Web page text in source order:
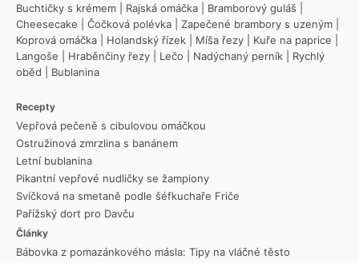
Buchtičky s krémem
Rajská omáčka Bramborový guláš
Cheesecake
Čočková polévka Zapečené brambory s uzeným
Koprová omáčka
Holandský řízek Míša řezy Kuře na paprice
Langoše
Hraběnčiny řezy Lečo Nadýchaný perník
Rychlý
oběd
Bublanina
Recepty
Vepřová pečeně s cibulovou omáčkou
Ostružinová zmrzlina s banánem
Letní bublanina
Pikantní vepřové nudličky se žampiony
Svíčková na smetaně podle šéfkuchaře Friče
Pařížský dort pro Davču
Články
Bábovka z pomazánkového másla: Tipy na vláčné těsto